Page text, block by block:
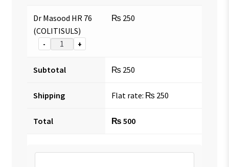
Dr Masood HR 76
(COLITISULS)
- +
₨ 250
Subtotal ₨ 250
Shipping Flat rate: ₨ 250
Total ₨ 500